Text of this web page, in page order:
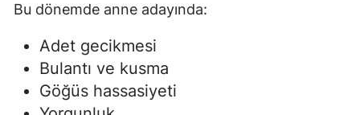
Bu dönemde anne adayında:
Adet gecikmesi
Bulantı ve kusma
Göğüs hassasiyeti